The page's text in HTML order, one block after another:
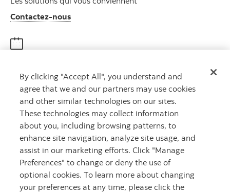
Contactez-nousAutres numéros, contactez-nous par
Rencontrez un conseiller
Prenez rendez-vous
Carrières Ma banque à moi Notes juridiques Confidentialité
By clicking "Accept All", you understand and
agree that we and our partners may use cookies
and other similar technologies on our sites.
These technologies may collect information
about you, including browsing patterns, to
enhance site navigation, analyze site usage, and
assist in our marketing efforts. Click "Manage
Preferences" to change or deny the use of
optional cookies. To learn more about changing
your preferences at any time, please click the